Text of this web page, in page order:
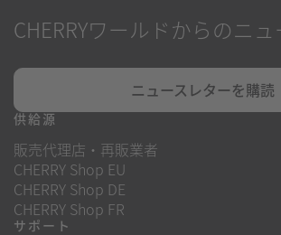
CHERRYワールドからのニ
ニュースレターを購読
供給源
販売代理店・再販業者
CHERRY Shop EU
CHERRY Shop DE
CHERRY Shop FR
サポート